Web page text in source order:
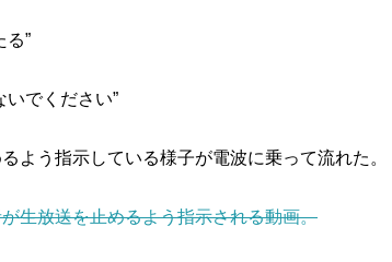
る”
いでください”
よう指示している様子が電波に乗って流れた。
生放送を止めるよう指示される動画。